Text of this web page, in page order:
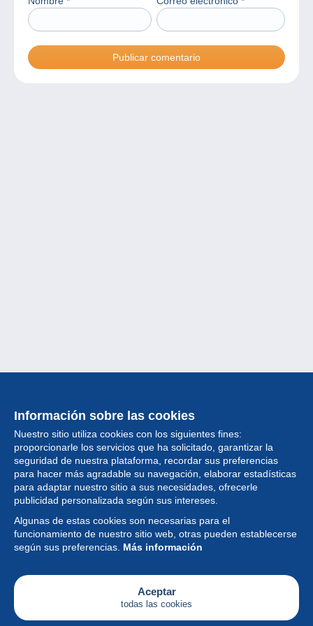
Información sobre las cookies
Nuestro sitio utiliza cookies con los siguientes fines:
proporcionarle los servicios que ha solicitado, garantizar la
seguridad de nuestra plataforma, recordar sus preferencias
para hacer más agradable su navegación, elaborar estadísticas
para adaptar nuestro sitio a sus necesidades, ofrecerle
publicidad personalizada según sus intereses.
Algunas de estas cookies son necesarias para el
funcionamiento de nuestro sitio web, otras pueden establecerse
según sus preferencias. Más información
Aceptar
todas las cookies
Colección
Noticias
Funcionalidad
Empresa
Servicios